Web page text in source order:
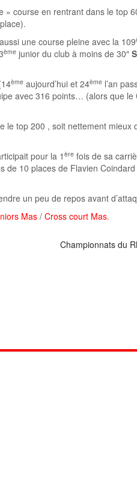
» course en rentrant dans le top
place).
une course pleine avec la 109
ème junior du club à moins de 30″
ème aujourd’hui et 24ème l’an
avec 316 points… (alors que le
le top 200 , soit nettement mieux
pour la 1ère fois de sa
de 10 places de Flavien
un peu de repos avant
Mas/ Cross court Mas.
Championnats du